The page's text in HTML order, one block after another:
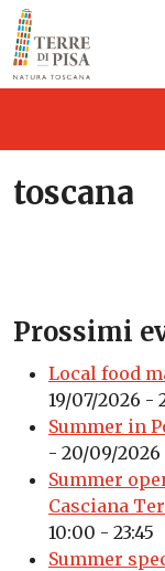
Skip to content
toscana
Prossimi
Local food
19/07/2026 -
Summer in
- 20/09/
Summer
Casciana
10:00 - 23:45
Summer